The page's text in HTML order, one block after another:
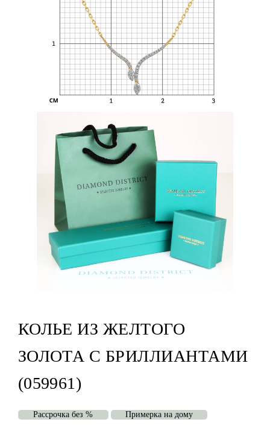
КОЛЬЕ ИЗ ЖЕЛТОГО
ЗОЛОТА С БРИЛЛИАНТАМИ
(059961)
Рассрочка без % Примерка на дому